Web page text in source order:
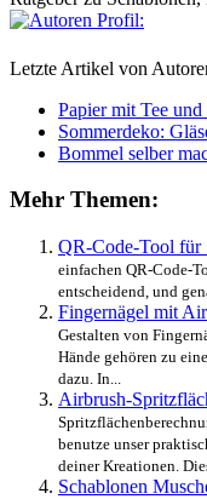
Letzte Artikel von
Papier mit Tee
Sommerdeko:
Bommel selber
Mehr Themen:
QR-Code-Tool für
einfachen QR-Code-
entscheidend, und
Fingernägel mit
Gestalten von
Hände gehören zu
dazu. In...
Airbrush-
benutze unser
deiner Kreationen.
Schablonen